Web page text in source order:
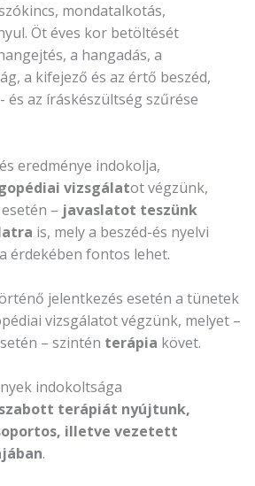
mondatalkotás,
Öt éves kor betöltését
a hangadás, a
a kifejező és az értő beszéd,
és az íráskészültség szűrése
eredménye indokolja,
vizsgálatot végzünk,
– javaslatot teszünk
is, mely a beszéd-és nyelvi
érdekében fontos lehet.
jelentkezés esetén a tünetek
vizsgálatot végzünk, melyet –
– szintén terápia követ.
indokoltsága
terápiát nyújtunk,
illetve vezetett
.